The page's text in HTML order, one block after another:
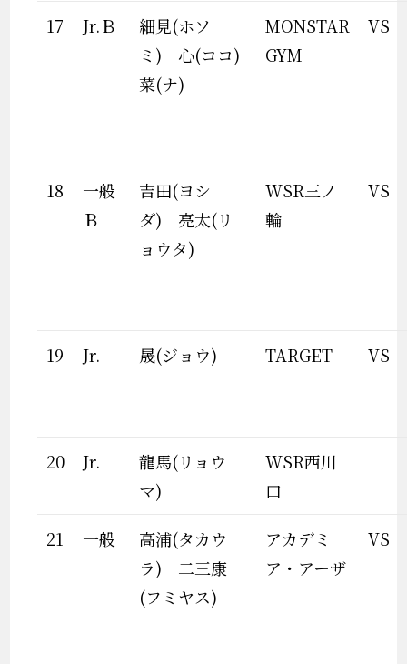
17 Jr.Ｂ
細見(ホソ
ミ) 心(ココ)
菜(ナ)
MONSTAR
GYM
VS
18
一般
Ｂ
吉田(ヨシ
ダ) 亮太(リ
ョウタ)
WSR三ノ
輪
VS
19 Jr. 晟(ジョウ) TARGET VS
20 Jr.
龍馬(リョウ
マ)
WSR西川
口
21 一般
高浦(タカウ
ラ) 二三康
(フミヤス)
アカデミ
ア・アーザ
VS